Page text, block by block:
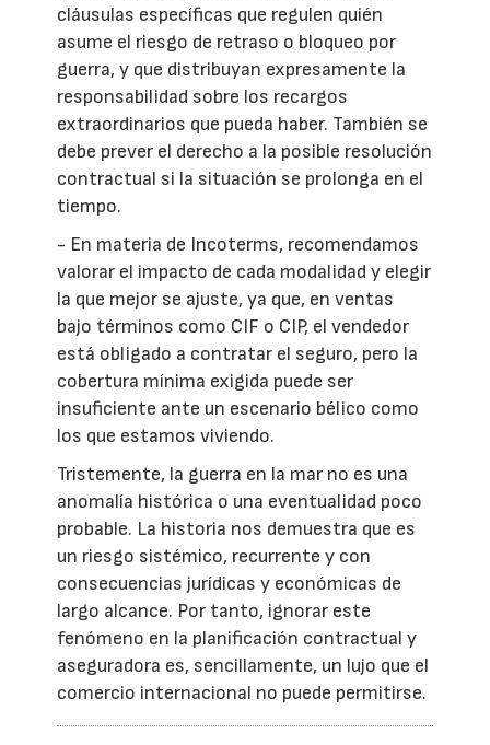
cláusulas específicas que regulen quién
asume el riesgo de retraso o bloqueo por
guerra, y que distribuyan expresamente la
responsabilidad sobre los recargos
extraordinarios que pueda haber. También se
debe prever el derecho a la posible resolución
contractual si la situación se prolonga en el
tiempo.
- En materia de Incoterms, recomendamos
valorar el impacto de cada modalidad y elegir
la que mejor se ajuste, ya que, en ventas
bajo términos como CIF o CIP, el vendedor
está obligado a contratar el seguro, pero la
cobertura mínima exigida puede ser
insuficiente ante un escenario bélico como
los que estamos viviendo.
Tristemente, la guerra en la mar no es una
anomalía histórica o una eventualidad poco
probable. La historia nos demuestra que es
un riesgo sistémico, recurrente y con
consecuencias jurídicas y económicas de
largo alcance. Por tanto, ignorar este
fenómeno en la planificación contractual y
aseguradora es, sencillamente, un lujo que el
comercio internacional no puede permitirse.